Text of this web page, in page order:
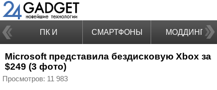
ПК И
НОУТБУКИ
СМАРТФОНЫ МОДДИНГ
Microsoft представила бездисковую Xbox за
$249 (3 фото)
Просмотров: 11 983